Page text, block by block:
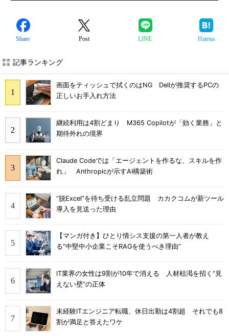
Share Post LINE Hatena
記事ランキング
画面をティッシュで拭くのはNG Dellが推奨するPCの
正しいお手入れ方法
継続利用は4割どまり M365 Copilotが「効く業務」と
期待外れの境界
Claude Codeでは「エージェントを作るな、スキルを作
れ」 Anthropicが示すAI構築術
“脱Excel”を待ち受ける乱立問題 カカクコムが新ツール
導入を見送った理由
【マンガ付き】ひとり情シス支援の第一人者が教え
る”中堅中小企業こそRAGを使うべき理由”
IT業界の女性は9割が10年で消える 人材枯渇を招く“見
えない壁”の正体
未経験ITエンジニア転職、休日出勤は4割超 それでも8
割が満足と答えたワケ